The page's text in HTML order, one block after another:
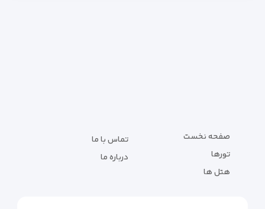
صفحه نخست
تورها
هتل ها
تماس با ما
درباره ما